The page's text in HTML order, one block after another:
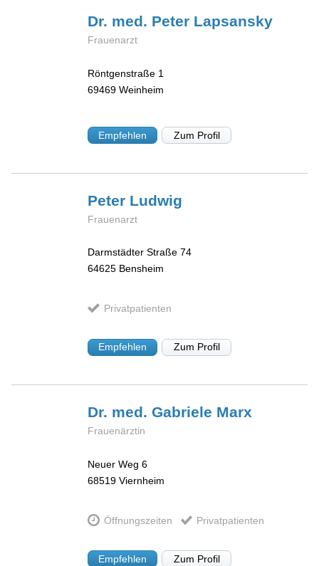
Dr. med. Peter Lapsansky
Frauenarzt
Röntgenstraße 1
69469 Weinheim
Empfehlen Zum Profil
Peter Ludwig
Frauenarzt
Darmstädter Straße 74
64625 Bensheim
Privatpatienten
Empfehlen Zum Profil
Dr. med. Gabriele Marx
Frauenärztin
Neuer Weg 6
68519 Viernheim
Öffnungszeiten Privatpatienten
Empfehlen Zum Profil